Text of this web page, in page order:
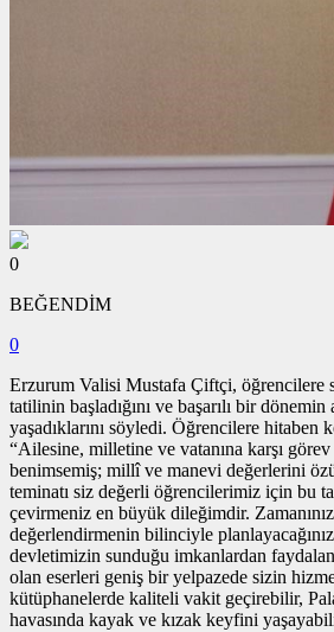
0
BEĞENDİM
0
Erzurum Valisi Mustafa Çiftçi, öğrencilere
tatilinin başladığını ve başarılı bir
yaşadıklarını söyledi. Öğrencilere hitaben
“Ailesine, milletine ve vatanına karşı
benimsemiş; millî ve manevi değerlerini
teminatı siz değerli öğrencilerimiz için bu
çevirmeniz en büyük dileğimdir.
değerlendirmenin bilinciyle
devletimizin sunduğu imkanlardan
olan eserleri geniş bir yelpazede sizin
kütüphanelerde kaliteli vakit geçirebilir,
havasında kayak ve kızak keyfini